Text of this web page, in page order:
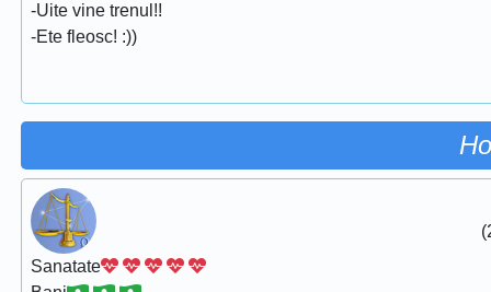
-Uite vine trenul!!
-Ete fleosc! :))
Sanatate